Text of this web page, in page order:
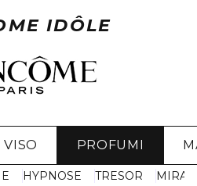
IDÔLE
VISO PROFUMI
HYPNOSE TRESOR